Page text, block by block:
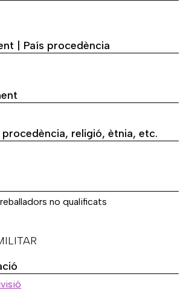
| País procedència
religió, ètnia, etc.
no qualificats